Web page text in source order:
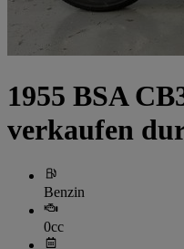
1955 BSA
verkaufen
Benzin
0cc